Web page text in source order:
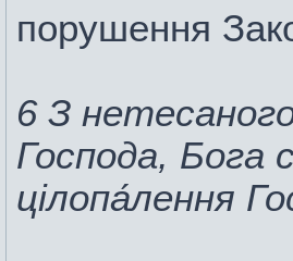
порушення
6 З
Господа, Бога
цілопа́лення